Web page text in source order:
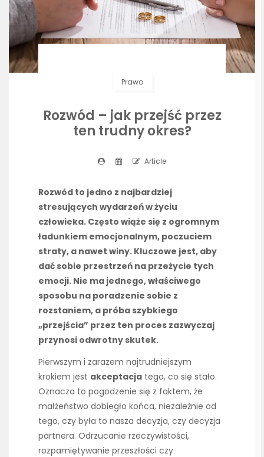
Prawo
Rozwód – jak przejść przez
ten trudny okres?
Article
Rozwód to jedno z najbardziej
stresujących wydarzeń w życiu
człowieka. Często wiąże się z ogromnym
ładunkiem emocjonalnym, poczuciem
straty, a nawet winy. Kluczowe jest, aby
dać sobie przestrzeń na przeżycie tych
emocji. Nie ma jednego, właściwego
sposobu na poradzenie sobie z
rozstaniem, a próba szybkiego
„przejścia” przez ten proces zazwyczaj
przynosi odwrotny skutek.
Pierwszym i zarazem najtrudniejszym
krokiem jest akceptacja tego, co się stało.
Oznacza to pogodzenie się z faktem, że
małżeństwo dobiegło końca, niezależnie od
tego, czy była to nasza decyzja, czy decyzja
partnera. Odrzucanie rzeczywistości,
rozpamiętywanie przeszłości czy